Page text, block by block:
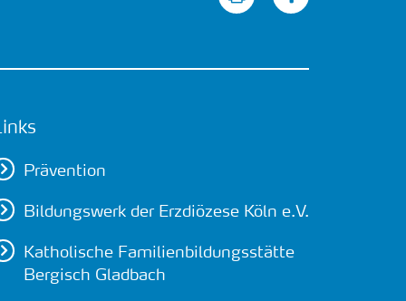
Prävention
Bildungswerk der Erzdiözese Köln e.V.
Katholische Familienbildungsstätte
Bergisch Gladbach